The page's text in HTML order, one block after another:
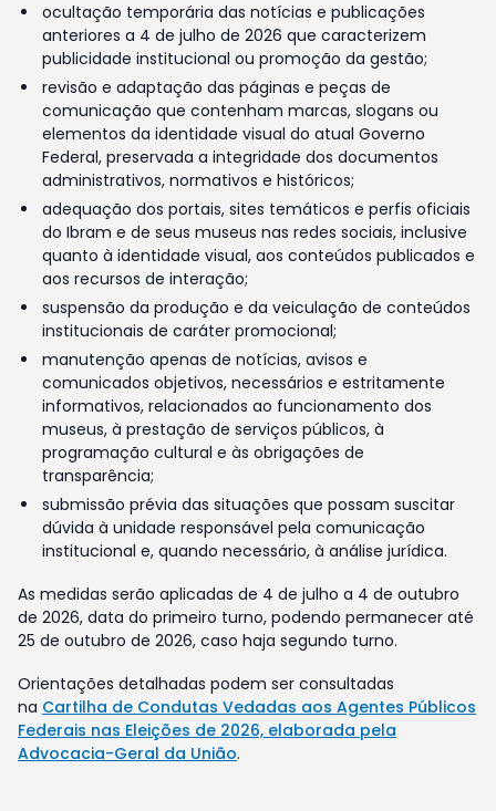
ocultação temporária das notícias e publicações
anteriores a 4 de julho de 2026 que caracterizem
publicidade institucional ou promoção da gestão;
revisão e adaptação das páginas e peças de
comunicação que contenham marcas, slogans ou
elementos da identidade visual do atual Governo
Federal, preservada a integridade dos documentos
administrativos, normativos e históricos;
adequação dos portais, sites temáticos e perfis oficiais
do Ibram e de seus museus nas redes sociais, inclusive
quanto à identidade visual, aos conteúdos publicados e
aos recursos de interação;
suspensão da produção e da veiculação de conteúdos
institucionais de caráter promocional;
manutenção apenas de notícias, avisos e
comunicados objetivos, necessários e estritamente
informativos, relacionados ao funcionamento dos
museus, à prestação de serviços públicos, à
programação cultural e às obrigações de
transparência;
submissão prévia das situações que possam suscitar
dúvida à unidade responsável pela comunicação
institucional e, quando necessário, à análise jurídica.
As medidas serão aplicadas de 4 de julho a 4 de outubro
de 2026, data do primeiro turno, podendo permanecer até
25 de outubro de 2026, caso haja segundo turno.
Orientações detalhadas podem ser consultadas
na Cartilha de Condutas Vedadas aos Agentes Públicos
Federais nas Eleições de 2026, elaborada pela
Advocacia-Geral da União.